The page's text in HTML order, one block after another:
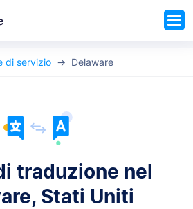
di servizio Delaware
traduzione nel
Stati Uniti